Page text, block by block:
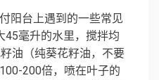
阳台上遇到的一些常见
45毫升的水里，搅拌均
油（纯葵花籽油，不要
200倍，喷在叶子的